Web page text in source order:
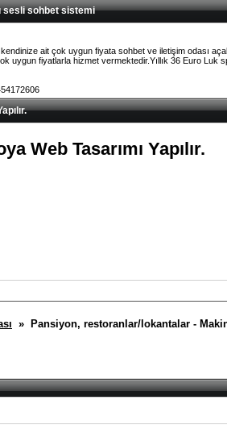
sesli sohbet sistemi
ait çok uygun fiyata sohbet ve iletişim odası
uygun fiyatlarla hizmet vermektedir.Yıllık 36 Euro Luk
Web Tasarımı Yapılır.
» Pansiyon, restoranlar/lokantalar -